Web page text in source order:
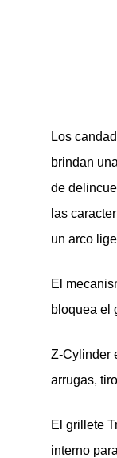
Los
brindan
de
las
un arco
El
bloquea el
Z-Cylinder
arrugas,
El grillete
interno